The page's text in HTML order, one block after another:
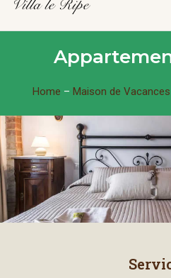
Home – Maison de Vacances